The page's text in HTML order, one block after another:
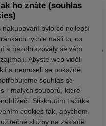
ho znáte (souhlas
bylo co nejlepší
rychle našli to, co
a nezobrazovaly se vám
Abyste web viděli
a nemuseli se pokaždé
souhlas se
- malých souborů, které
Stisknutím tlačítka
cookies tak, abychom
služby na základě